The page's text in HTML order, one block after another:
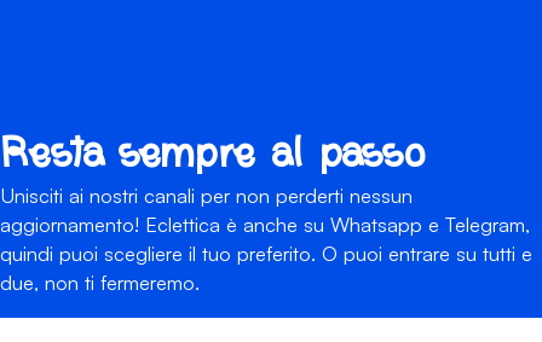
Resta sempre al passo
Unisciti ai nostri canali per non perderti nessun
aggiornamento! Eclettica è anche su Whatsapp e Telegram,
quindi puoi scegliere il tuo preferito. O puoi entrare su tutti e
due, non ti fermeremo.